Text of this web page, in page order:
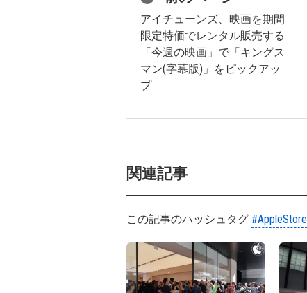
アイチューンズ、映画を期間
限定特価でレンタル販売する
「今週の映画」で「キングス
マン(字幕版)」をピックアッ
プ
関連記事
この記事のハッシュタグ #AppleStore